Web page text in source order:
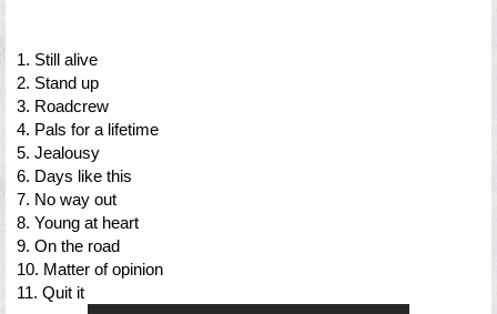
1. Still alive
2. Stand up
3. Roadcrew
4. Pals for a lifetime
5. Jealousy
6. Days like this
7. No way out
8. Young at heart
9. On the road
10. Matter of opinion
11. Quit it